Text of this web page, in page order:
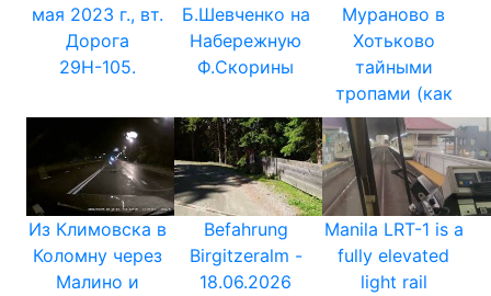
мая 2023 г., вт.
Дорога
29Н-105.
Б.Шевченко на
Набережную
Ф.Скорины
Мураново в
Хотьково
тайными
тропами (как
Из Климовска в
Коломну через
Малино и
Befahrung
Birgitzeralm -
18.06.2026
Manila LRT-1 is a
fully elevated
light rail